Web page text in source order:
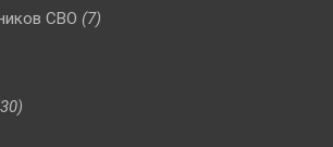
СВО (7)